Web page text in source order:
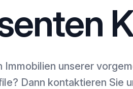
unserer
Dann kontaktieren Sie